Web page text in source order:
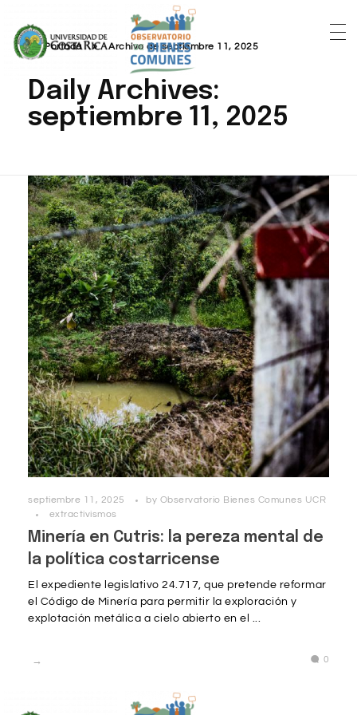
Portada » Archivo de septiembre 11, 2025
Daily Archives:
septiembre 11, 2025
septiembre 11, 2025 by Observatorio Bienes Comunes UCR
extractivismos
Minería en Cutris: la pereza mental de
la política costarricense
El expediente legislativo 24.717, que pretende reformar
el Código de Minería para permitir la exploración y
explotación metálica a cielo abierto en el ...
0